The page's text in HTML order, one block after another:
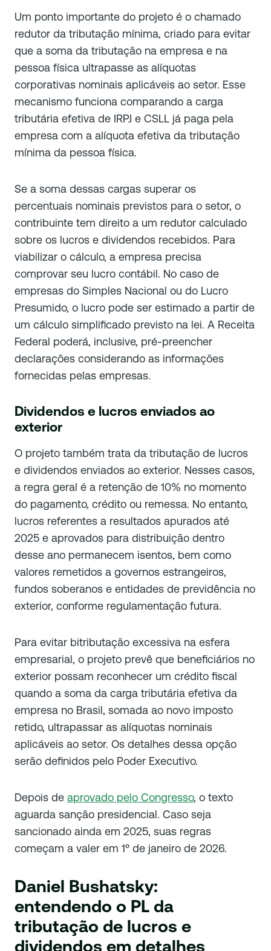
Um ponto importante do projeto é o chamado
redutor da tributação mínima, criado para evitar
que a soma da tributação na empresa e na
pessoa física ultrapasse as alíquotas
corporativas nominais aplicáveis ao setor. Esse
mecanismo funciona comparando a carga
tributária efetiva de IRPJ e CSLL já paga pela
empresa com a alíquota efetiva da tributação
mínima da pessoa física.
Se a soma dessas cargas superar os
percentuais nominais previstos para o setor, o
contribuinte tem direito a um redutor calculado
sobre os lucros e dividendos recebidos. Para
viabilizar o cálculo, a empresa precisa
comprovar seu lucro contábil. No caso de
empresas do Simples Nacional ou do Lucro
Presumido, o lucro pode ser estimado a partir de
um cálculo simplificado previsto na lei. A Receita
Federal poderá, inclusive, pré-preencher
declarações considerando as informações
fornecidas pelas empresas.
Dividendos e lucros enviados ao
exterior
O projeto também trata da tributação de lucros
e dividendos enviados ao exterior. Nesses casos,
a regra geral é a retenção de 10% no momento
do pagamento, crédito ou remessa. No entanto,
lucros referentes a resultados apurados até
2025 e aprovados para distribuição dentro
desse ano permanecem isentos, bem como
valores remetidos a governos estrangeiros,
fundos soberanos e entidades de previdência no
exterior, conforme regulamentação futura.
Para evitar bitributação excessiva na esfera
empresarial, o projeto prevê que beneficiários no
exterior possam reconhecer um crédito fiscal
quando a soma da carga tributária efetiva da
empresa no Brasil, somada ao novo imposto
retido, ultrapassar as alíquotas nominais
aplicáveis ao setor. Os detalhes dessa opção
serão definidos pelo Poder Executivo.
Depois de aprovado pelo Congresso, o texto
aguarda sanção presidencial. Caso seja
sancionado ainda em 2025, suas regras
começam a valer em 1º de janeiro de 2026.
Daniel Bushatsky:
entendendo o PL da
tributação de lucros e
dividendos em detalhes